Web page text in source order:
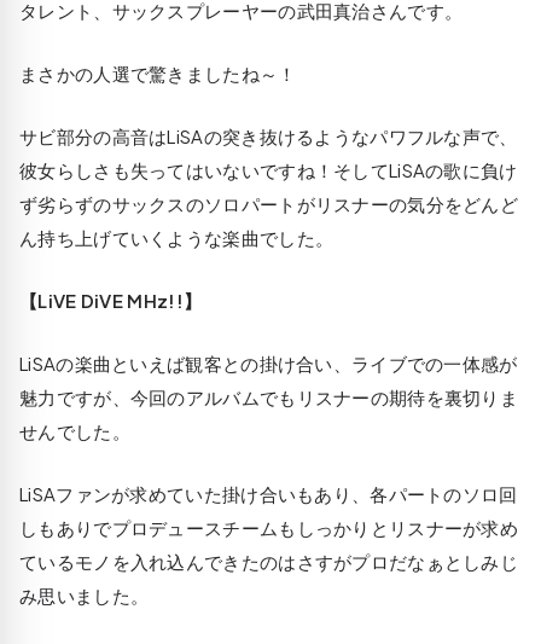
タレント、サックスプレーヤーの武田真治さんです。
まさかの人選で驚きましたね～！
サビ部分の高音はLiSAの突き抜けるようなパワフルな声で、
彼女らしさも失ってはいないですね！そしてLiSAの歌に負け
ず劣らずのサックスのソロパートがリスナーの気分をどんど
ん持ち上げていくような楽曲でした。
【LiVE DiVE MHz!!】
LiSAの楽曲といえば観客との掛け合い、ライブでの一体感が
魅力ですが、今回のアルバムでもリスナーの期待を裏切りま
せんでした。
LiSAファンが求めていた掛け合いもあり、各パートのソロ回
しもありでプロデュースチームもしっかりとリスナーが求め
ているモノを入れ込んできたのはさすがプロだなぁとしみじ
み思いました。